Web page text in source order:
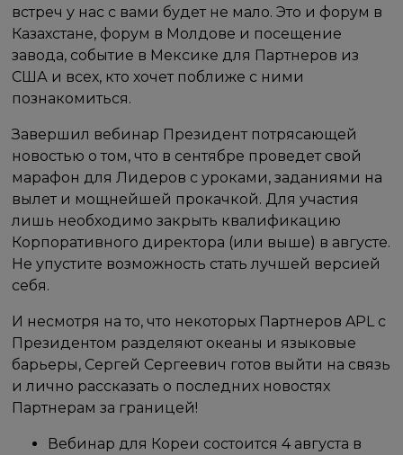
встреч у нас с вами будет не мало. Это и форум в
Казахстане, форум в Молдове и посещение
завода, событие в Мексике для Партнеров из
США и всех, кто хочет поближе с ними
познакомиться.
Завершил вебинар Президент потрясающей
новостью о том, что в сентябре проведет свой
марафон для Лидеров с уроками, заданиями на
вылет и мощнейшей прокачкой. Для участия
лишь необходимо закрыть квалификацию
Корпоративного директора (или выше) в августе.
Не упустите возможность стать лучшей версией
себя.
И несмотря на то, что некоторых Партнеров APL с
Президентом разделяют океаны и языковые
барьеры, Сергей Сергеевич готов выйти на связь
и лично рассказать о последних новостях
Партнерам за границей!
Вебинар для Кореи состоится 4 августа в